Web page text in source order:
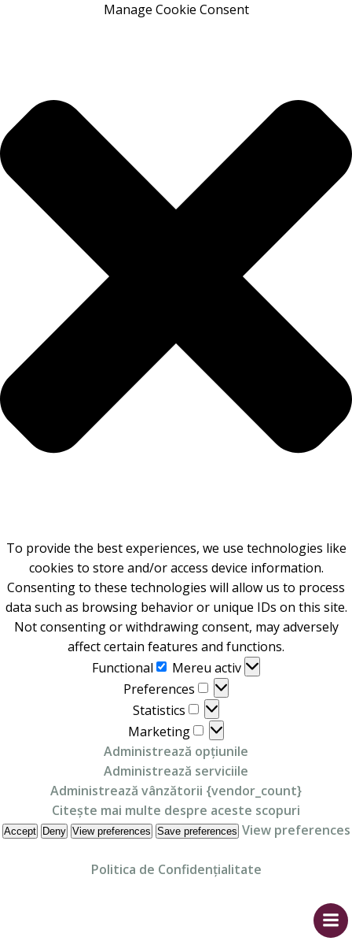
Manage Cookie Consent
To provide the best experiences, we use technologies like
cookies to store and/or access device information.
Consenting to these technologies will allow us to process
data such as browsing behavior or unique IDs on this site.
Not consenting or withdrawing consent, may adversely
affect certain features and functions.
Functional
Functional
Mereu activ
Preferences
Preferences
Statistics
Statistics
Marketing
Marketing
Administrează opțiunile
Administrează serviciile
Administrează vânzătorii {vendor_count}
Citește mai multe despre aceste scopuri
Accept Deny View preferences Save preferences View preferences
Politica de Confidențialitate